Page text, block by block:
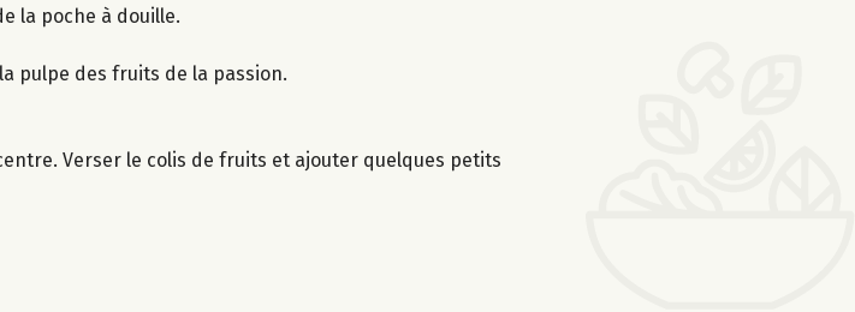
la poche à douille.
pulpe des fruits de la passion.
Verser le colis de fruits et ajouter quelques petits